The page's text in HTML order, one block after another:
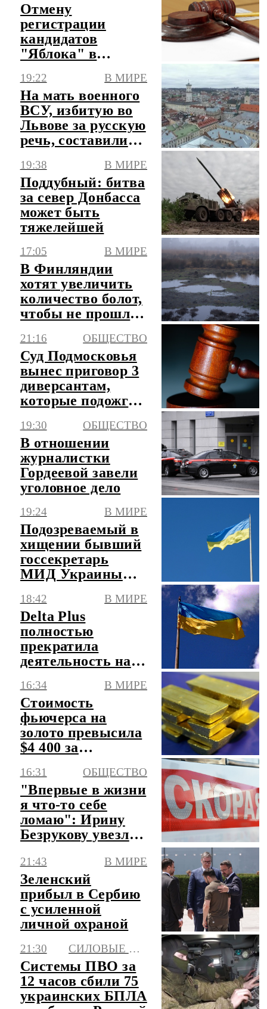
Отмену
регистрации
кандидатов
"Яблока" в
Карелии признали
законной
19:22 В МИРЕ
На мать военного
ВСУ, избитую во
Львове за русскую
речь, составили
19:38 В МИРЕ
Поддубный: битва
за север Донбасса
может быть
тяжелейшей
17:05 В МИРЕ
В Финляндии
хотят увеличить
количество болот,
чтобы не прошли
21:16 ОБЩЕСТВО
Суд Подмосковья
вынес приговор 3
диверсантам,
которые подожгли
19:30 ОБЩЕСТВО
В отношении
журналистки
Гордеевой завели
уголовное дело
19:24 В МИРЕ
Подозреваемый в
хищении бывший
госсекретарь
МИД Украины
18:42 В МИРЕ
Delta Plus
полностью
прекратила
деятельность на
пожара на складе
16:34 В МИРЕ
Стоимость
фьючерса на
золото превысила
$4 400 за
16:31 ОБЩЕСТВО
"Впервые в жизни
я что-то себе
ломаю": Ирину
Безрукову увезли
21:43 В МИРЕ
Зеленский
прибыл в Сербию
с усиленной
личной охраной
21:30 СИЛОВЫЕ СТРУКТУРЫ
Системы ПВО за
12 часов сбили 75
украинских БПЛА